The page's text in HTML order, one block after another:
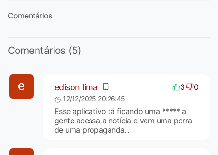
Comentários
Comentários (5)
edison lima 3 0
12/12/2025 20:26:45
Esse aplicativo tá ficando uma ***** a
gente acessa a notícia e vem uma porra
de uma propaganda...